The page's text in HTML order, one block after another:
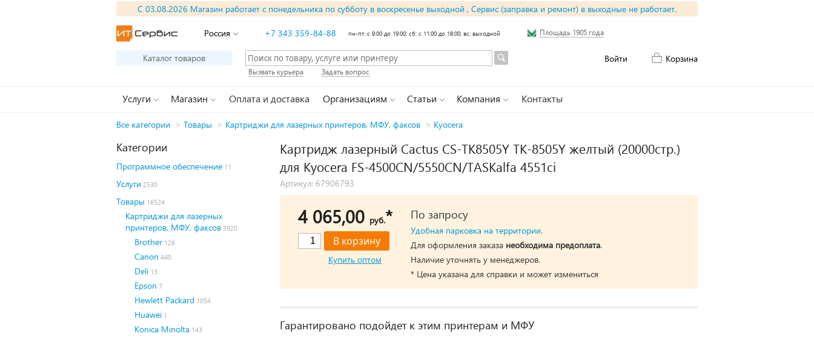
С 03.08.2026 Магазин работает с понедельника по субботу в воскресенье выходной , Сервис (заправка и ремонт) в выходные не работает.
Россия +7 343 359-84-88 пн-пт: с 9:00 до 19:00; сб: с 11:00 до 18:00; вс: выходной Площадь 1905 года
Каталог товаров Войти Корзина
Вызвать курьера Задать вопрос
Услуги Магазин Оплата и доставка Организациям Статьи Компания Контакты
Все категории > Товары > Картриджи для лазерных принтеров, МФУ, факсов > Kyocera
Категории
Программное обеспечение 11
Услуги 2530
Товары 16524
Картриджи для лазерных
принтеров, МФУ, факсов 3920
Brother 126
Canon 440
Deli 13
Epson 7
Hewlett Packard 1054
Huawei 1
Konica Minolta 143
Картридж лазерный Cactus CS-TK8505Y TK-8505Y желтый (20000стр.)
для Kyocera FS-4500CN/5550CN/TASKalfa 4551ci
Артикул: 67906793
4 065,00 руб.*
Купить оптом
По запросу
Удобная парковка на территории.
Для оформления заказа необходима предоплата.
Наличие уточнять у менеджеров.
* Цена указана для справки и может измениться
Гарантировано подойдет к этим принтерам и МФУ